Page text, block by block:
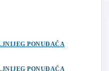
PONUĐAČA
PONUĐAČA